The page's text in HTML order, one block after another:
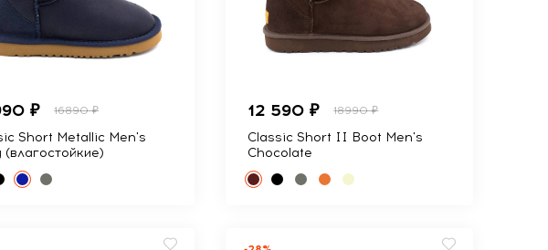
₽ 16890 ₽
Short Metallic Men's
(влагостойкие)
12 590 ₽ 18990 ₽
Classic Short II Boot Men's
Chocolate